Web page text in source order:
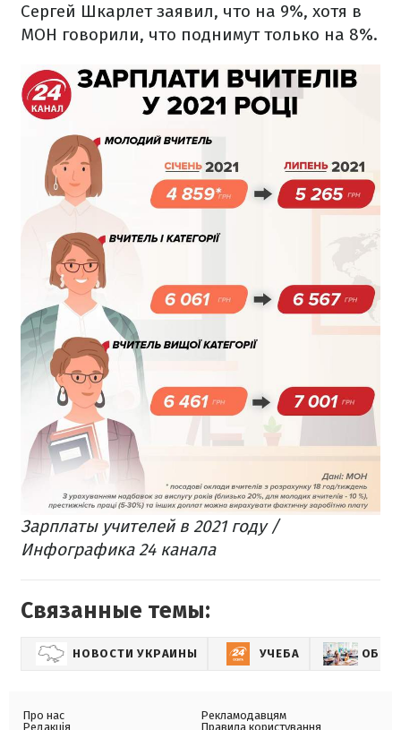
Сергей Шкарлет заявил, что на 9%, хотя в
МОН говорили, что поднимут только на 8%.
Зарплаты учителей в 2021 году /
Инфографика 24 канала
Связанные темы:
НОВОСТИ УКРАИНЫ УЧЕБА
Про нас
Редакція
Рекламодавцям
Правила користування